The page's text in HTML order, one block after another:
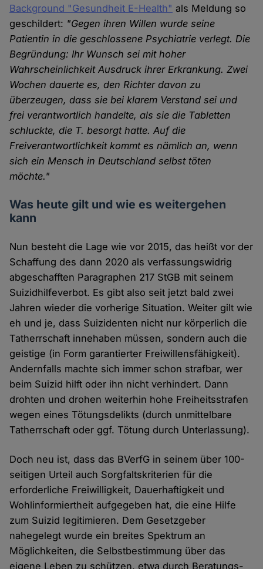
Background "Gesundheit E-Health" als Meldung so
geschildert: "Gegen ihren Willen wurde seine
Patientin in die geschlossene Psychiatrie verlegt. Die
Begründung: Ihr Wunsch sei mit hoher
Wahrscheinlichkeit Ausdruck ihrer Erkrankung. Zwei
Wochen dauerte es, den Richter davon zu
überzeugen, dass sie bei klarem Verstand sei und
frei verantwortlich handelte, als sie die Tabletten
schluckte, die T. besorgt hatte. Auf die
Freiverantwortlichkeit kommt es nämlich an, wenn
sich ein Mensch in Deutschland selbst töten
möchte."
Was heute gilt und wie es weitergehen
kann
Nun besteht die Lage wie vor 2015, das heißt vor der
Schaffung des dann 2020 als verfassungswidrig
abgeschafften Paragraphen 217 StGB mit seinem
Suizidhilfeverbot. Es gibt also seit jetzt bald zwei
Jahren wieder die vorherige Situation. Weiter gilt wie
eh und je, dass Suizidenten nicht nur körperlich die
Tatherrschaft innehaben müssen, sondern auch die
geistige (in Form garantierter Freiwillensfähigkeit).
Andernfalls machte sich immer schon strafbar, wer
beim Suizid hilft oder ihn nicht verhindert. Dann
drohten und drohen weiterhin hohe Freiheitsstrafen
wegen eines Tötungsdelikts (durch unmittelbare
Tatherrschaft oder ggf. Tötung durch Unterlassung).
Doch neu ist, dass das BVerfG in seinem über 100-
seitigen Urteil auch Sorgfaltskriterien für die
erforderliche Freiwilligkeit, Dauerhaftigkeit und
Wohlinformiertheit aufgegeben hat, die eine Hilfe
zum Suizid legitimieren. Dem Gesetzgeber
nahegelegt wurde ein breites Spektrum an
Möglichkeiten, die Selbstbestimmung über das
eigene Leben zu schützen, etwa durch Beratungs-